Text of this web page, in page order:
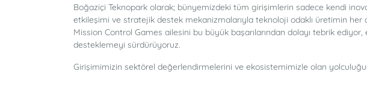
Boğaziçi Teknopark olarak; bünyemizdeki tüm girişimlerin sadece kendi
etkileşimi ve stratejik destek mekanizmalarıyla teknoloji odaklı üretimin her
Mission Control Games ailesini bu büyük başarılarından dolayı tebrik
desteklemeyi sürdürüyoruz.
Girişimimizin sektörel değerlendirmelerini ve ekosistemimizle olan